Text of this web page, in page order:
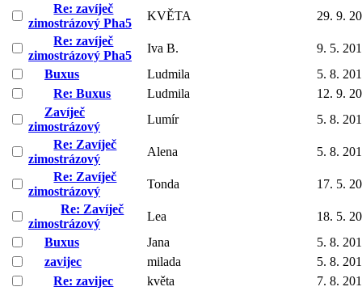
Re: zavíječ
zimostrázový Pha5
KVĚTA
29. 9.
Re: zavíječ
zimostrázový Pha5
Iva B.
9. 5.
Buxus
Ludmila
5. 8.
Re: Buxus
Ludmila
12. 9.
Zavíječ
zimostrázový
Lumír
5. 8.
Re: Zavíječ
zimostrázový
Alena
5. 8.
Re: Zavíječ
zimostrázový
Tonda
17. 5.
Re: Zavíječ
zimostrázový
Lea
18. 5.
Buxus
Jana
5. 8.
zavijec
milada
5. 8.
Re: zavijec
květa
7. 8.